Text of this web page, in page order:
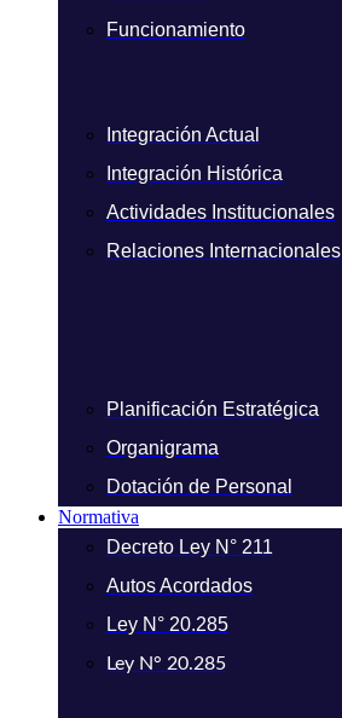
Funcionamiento
Integración Actual
Integración Histórica
Actividades Institucionales
Relaciones Internacionales
Planificación Estratégica
Organigrama
Dotación de Personal
Normativa
Decreto Ley N° 211
Autos Acordados
Ley N° 20.285
Ley N° 20.285